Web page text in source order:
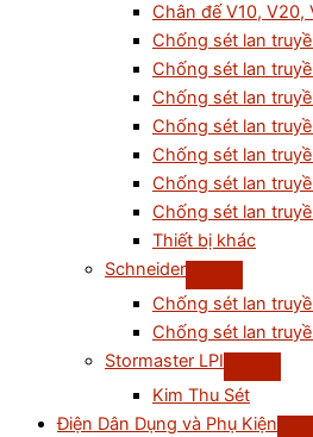
Chân đế V10, V20,
Chống sét lan
Chống sét lan
Chống sét lan
Chống sét lan
Chống sét lan
Chống sét lan
Chống sét lan
Thiết bị khác
Schneider
Chống sét lan
Chống sét lan
Stormaster LPI
Kim Thu Sét
Điện Dân Dụng và Phụ Kiện